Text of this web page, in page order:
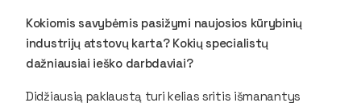
Kokiomis savybėmis pasižymi naujosios kūrybinių
industrijų atstovų karta? Kokių specialistų
dažniausiai ieško darbdaviai?
Didžiausią paklaustą turi kelias sritis išmanantys